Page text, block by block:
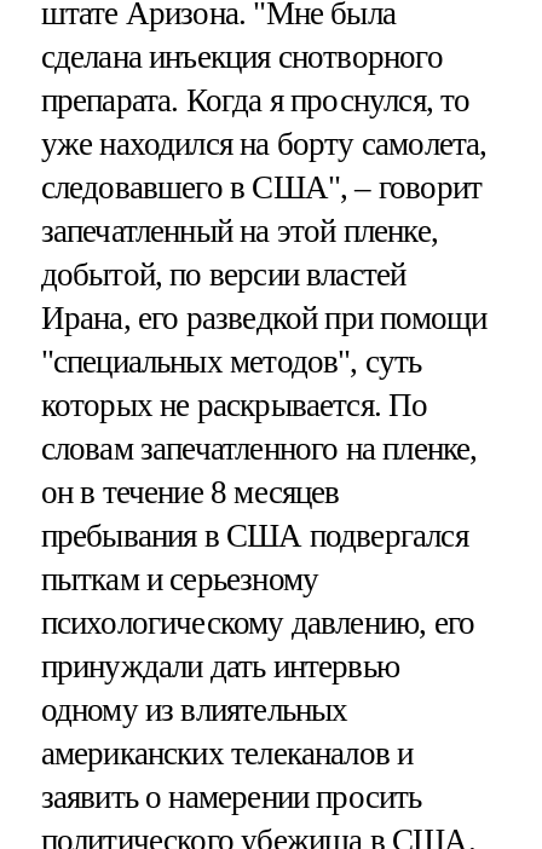
штате Аризона. "Мне была
сделана инъекция снотворного
препарата. Когда я проснулся, то
уже находился на борту самолета,
следовавшего в США", – говорит
запечатленный на этой пленке,
добытой, по версии властей
Ирана, его разведкой при помощи
"специальных методов", суть
которых не раскрывается. По
словам запечатленного на пленке,
он в течение 8 месяцев
пребывания в США подвергался
пыткам и серьезному
психологическому давлению, его
принуждали дать интервью
одному из влиятельных
американских телеканалов и
заявить о намерении просить
политического убежища в США.